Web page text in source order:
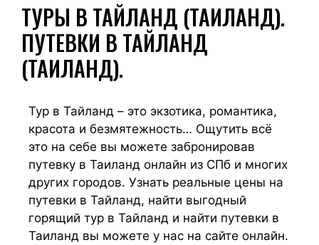
ТУРЫ В ТАЙЛАНД (ТАИЛАНД).
ПУТЕВКИ В ТАЙЛАНД
(ТАИЛАНД).
Тур в Тайланд – это экзотика, романтика,
красота и безмятежность… Ощутить всё
это на себе вы можете забронировав
путевку в Таиланд онлайн из СПб и многих
других городов. Узнать реальные цены на
путевки в Тайланд, найти выгодный
горящий тур в Тайланд и найти путевки в
Таиланд вы можете у нас на сайте онлайн.